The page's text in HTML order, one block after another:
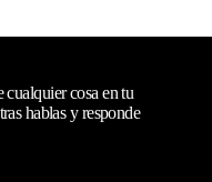
cualquier cosa en tu
hablas y responde